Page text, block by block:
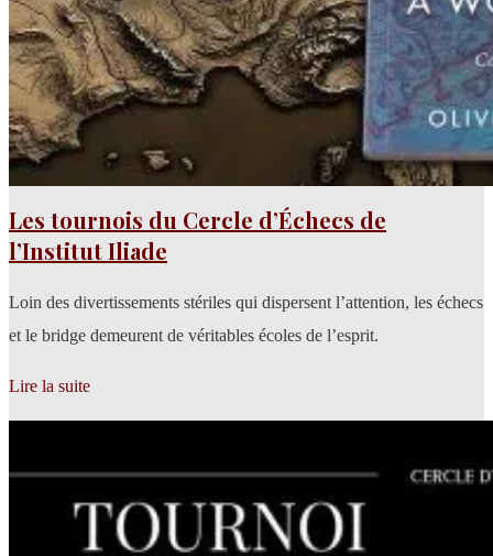
Les tournois du Cercle d’Échecs de
l’Institut Iliade
Loin des divertissements stériles qui dispersent l’attention, les échecs
et le bridge demeurent de véritables écoles de l’esprit.
Lire la suite